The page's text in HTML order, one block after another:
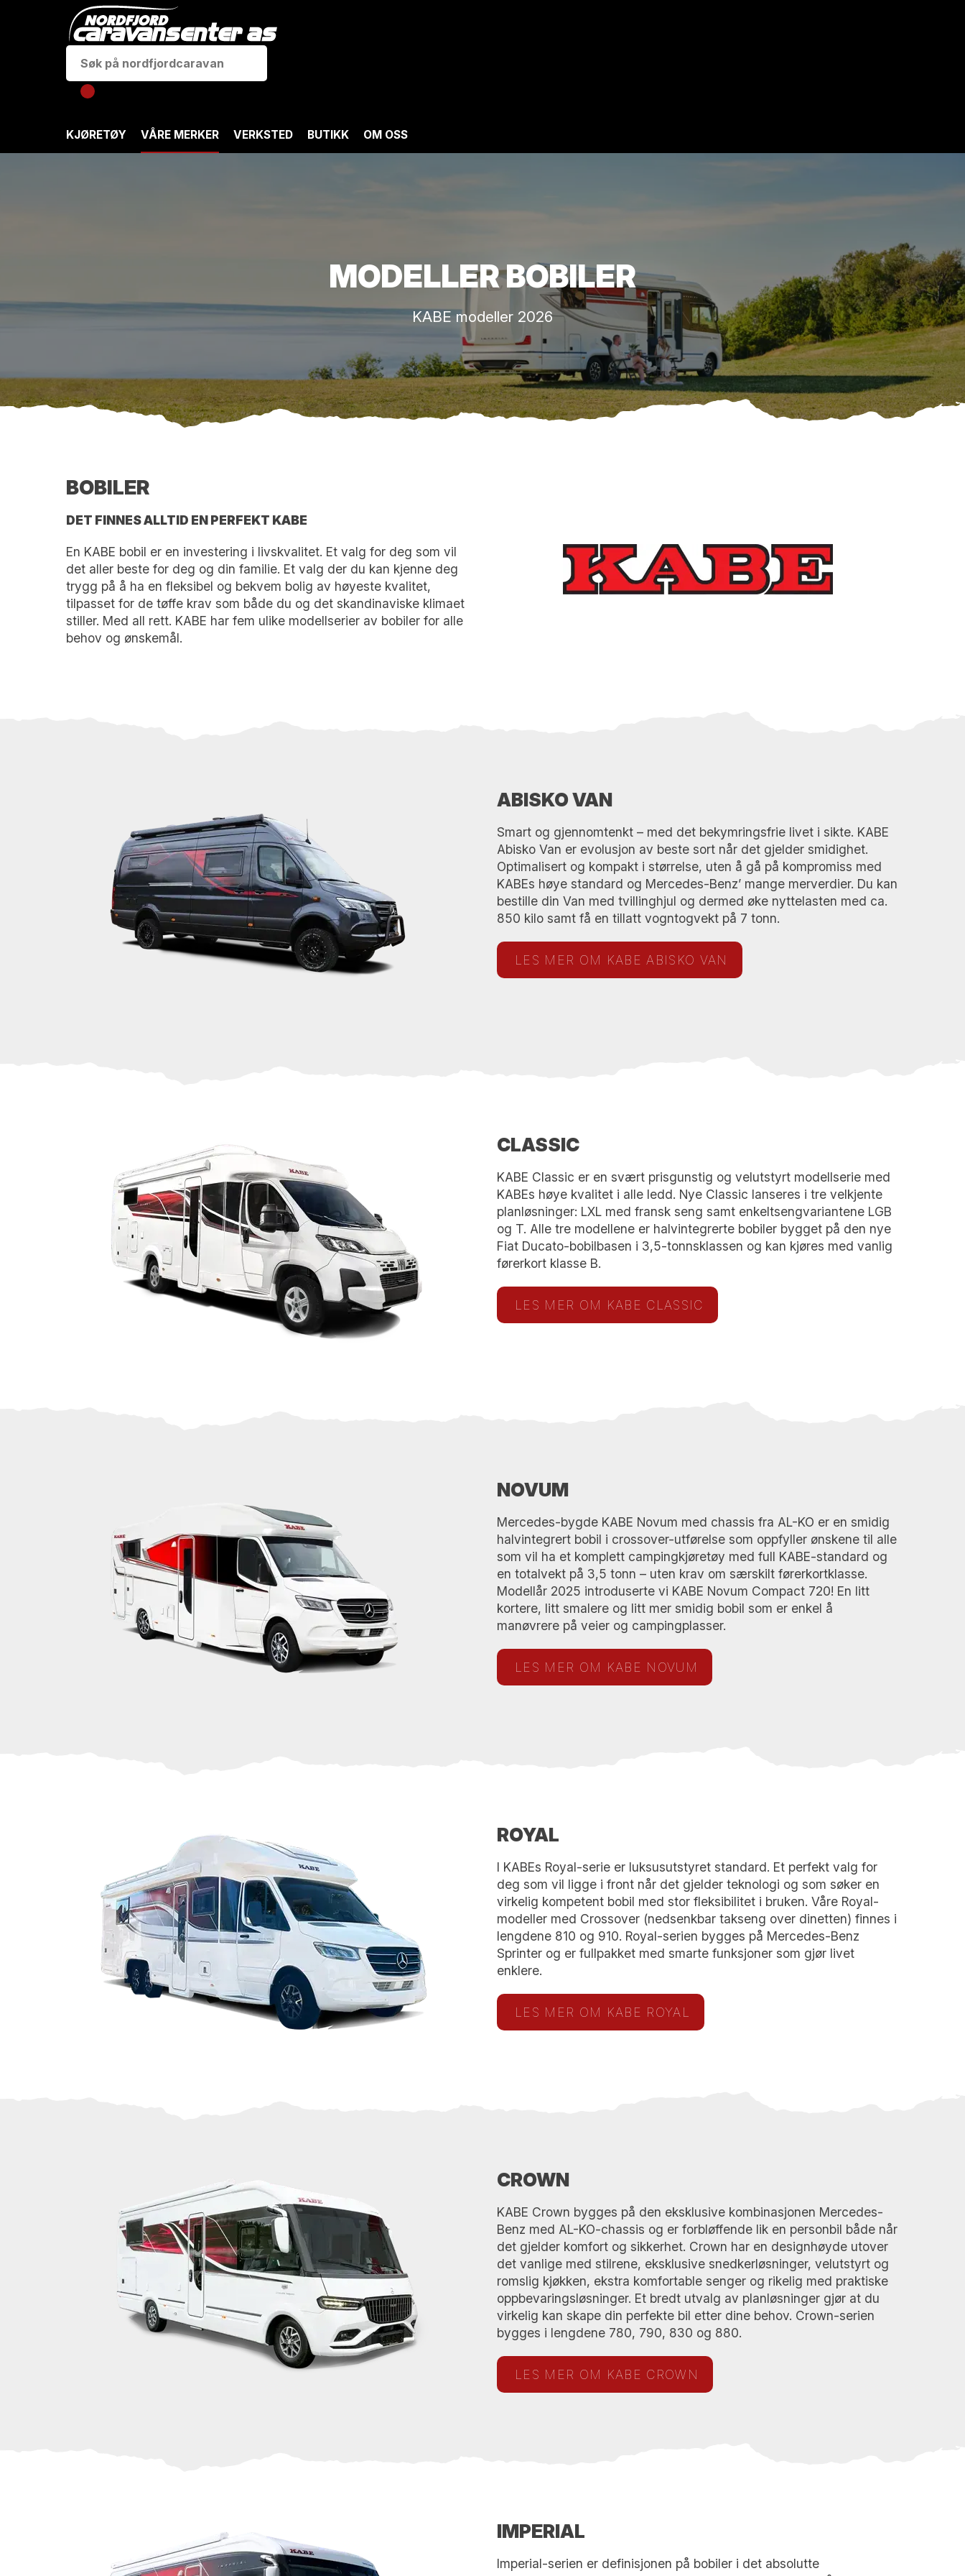
KJØRETØY VÅRE MERKER VERKSTED BUTIKK OM OSS
MODELLER BOBILER
KABE modeller 2026
BOBILER
DET FINNES ALLTID EN PERFEKT KABE
En KABE bobil er en investering i livskvalitet. Et valg for deg som vil
det aller beste for deg og din familie. Et valg der du kan kjenne deg
trygg på å ha en fleksibel og bekvem bolig av høyeste kvalitet,
tilpasset for de tøffe krav som både du og det skandinaviske klimaet
stiller. Med all rett. KABE har fem ulike modellserier av bobiler for alle
behov og ønskemål.
ABISKO VAN
Smart og gjennomtenkt – med det bekymringsfrie livet i sikte. KABE
Abisko Van er evolusjon av beste sort når det gjelder smidighet.
Optimalisert og kompakt i størrelse, uten å gå på kompromiss med
KABEs høye standard og Mercedes-Benz’ mange merverdier. Du kan
bestille din Van med tvillinghjul og dermed øke nyttelasten med ca.
850 kilo samt få en tillatt vogntogvekt på 7 tonn.
LES MER OM KABE ABISKO VAN
CLASSIC
KABE Classic er en svært prisgunstig og velutstyrt modellserie med
KABEs høye kvalitet i alle ledd. Nye Classic lanseres i tre velkjente
planløsninger: LXL med fransk seng samt enkeltsengvariantene LGB
og T. Alle tre modellene er halvintegrerte bobiler bygget på den nye
Fiat Ducato-bobilbasen i 3,5-tonnsklassen og kan kjøres med vanlig
førerkort klasse B.
LES MER OM KABE CLASSIC
NOVUM
Mercedes-bygde KABE Novum med chassis fra AL-KO er en smidig
halvintegrert bobil i crossover-utførelse som oppfyller ønskene til alle
som vil ha et komplett campingkjøretøy med full KABE-standard og
en totalvekt på 3,5 tonn – uten krav om særskilt førerkortklasse.
Modellår 2025 introduserte vi KABE Novum Compact 720! En litt
kortere, litt smalere og litt mer smidig bobil som er enkel å
manøvrere på veier og campingplasser.
LES MER OM KABE NOVUM
ROYAL
I KABEs Royal-serie er luksusutstyret standard. Et perfekt valg for
deg som vil ligge i front når det gjelder teknologi og som søker en
virkelig kompetent bobil med stor fleksibilitet i bruken. Våre Royal-
modeller med Crossover (nedsenkbar takseng over dinetten) finnes i
lengdene 810 og 910. Royal-serien bygges på Mercedes-Benz
Sprinter og er fullpakket med smarte funksjoner som gjør livet
enklere.
LES MER OM KABE ROYAL
CROWN
KABE Crown bygges på den eksklusive kombinasjonen Mercedes-
Benz med AL-KO-chassis og er forbløffende lik en personbil både når
det gjelder komfort og sikkerhet. Crown har en designhøyde utover
det vanlige med stilrene, eksklusive snedkerløsninger, velutstyrt og
romslig kjøkken, ekstra komfortable senger og rikelig med praktiske
oppbevaringsløsninger. Et bredt utvalg av planløsninger gjør at du
virkelig kan skape din perfekte bil etter dine behov. Crown-serien
bygges i lengdene 780, 790, 830 og 880.
LES MER OM KABE CROWN
IMPERIAL
Imperial-serien er definisjonen på bobiler i det absolutte